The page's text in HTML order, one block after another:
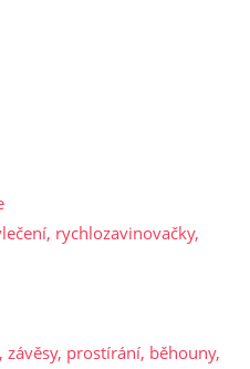
rychlozavinovačky,
prostírání, běhouny,